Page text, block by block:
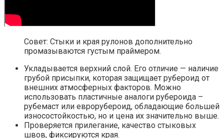
Совет: Стыки и края рулонов дополнительно
промазываются густым праймером.
Укладывается верхний слой. Его отличие — наличие
грубой присыпки, которая защищает рубероид от
внешних атмосферных факторов. Можно
использовать пластичные аналоги рубероида –
рубемаст или еврорубероид, обладающие большей
износостойкостью, но и цена их значительно выше.
Проверяется прилегание, качество стыковых
швов, фиксируются края.